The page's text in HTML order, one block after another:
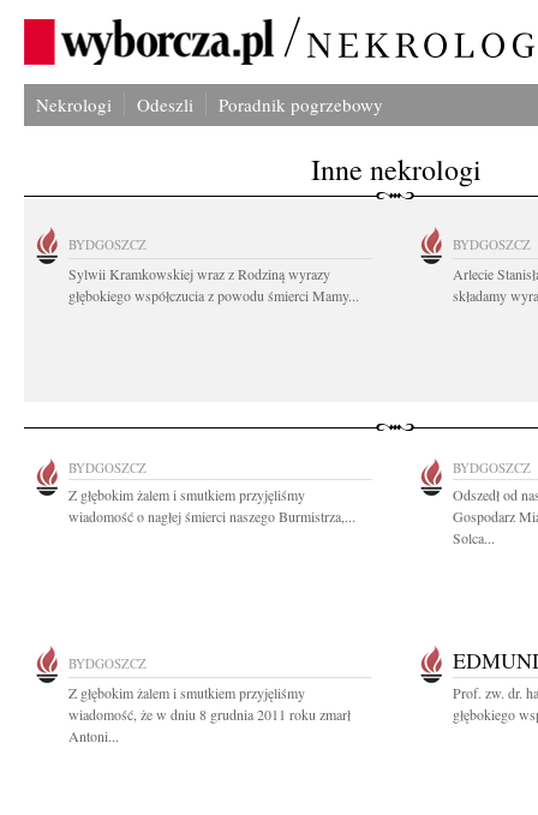
Nekrologi Odeszli Poradnik pogrzebowy
Inne nekrologi
BYDGOSZCZ
Sylwii Kramkowskiej wraz z Rodziną wyrazy
głębokiego współczucia z powodu śmierci Mamy...
BYDGOSZCZ
Arlecie
składamy
BYDGOSZCZ
Z głębokim żalem i smutkiem przyjęliśmy
wiadomość o nagłej śmierci naszego Burmistrza,...
BYDGOSZCZ
Odszedł od
Gospodarz
Solca...
BYDGOSZCZ
Z głębokim żalem i smutkiem przyjęliśmy
wiadomość, że w dniu 8 grudnia 2011 roku zmarł
Antoni...
Prof. zw. dr.
głębokiego